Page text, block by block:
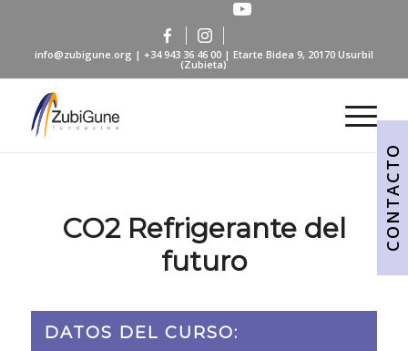
info@zubigune.org | +34 943 36 46 00 | Etarte Bidea 9, 20170 Usurbil
(Zubieta)
CO2 Refrigerante del
futuro
DATOS DEL CURSO:
CONTACTO